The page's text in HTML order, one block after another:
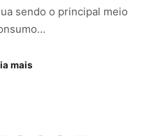
sendo o principal meio
mais